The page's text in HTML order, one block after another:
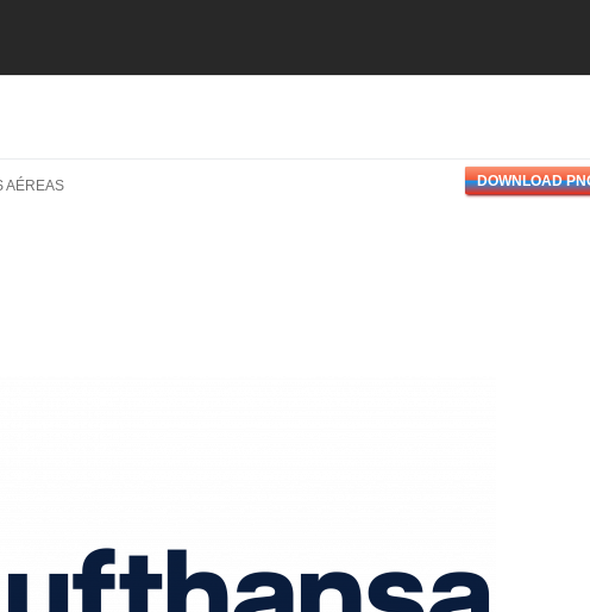
AÉREAS DOWNLOAD